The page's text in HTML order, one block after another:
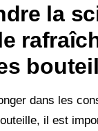
la
dans les
il est